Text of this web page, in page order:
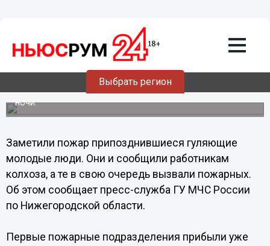
Выбрать регион
Пять тонн ячменя нового урожая
сгорело в Нижегородской области
Пожар в зернохранилище СПК им. Кирова в селе Красная
горка Пильнинского района, вспыхнул около 2-х часов
ночи.
Заметили пожар припозднившиеся гуляющие
молодые люди. Они и сообщили работникам
колхоза, а те в свою очередь вызвали пожарных.
Об этом сообщает пресс-служба ГУ МЧС России
по Нижегородской области.
Первые пожарные подразделения прибыли уже